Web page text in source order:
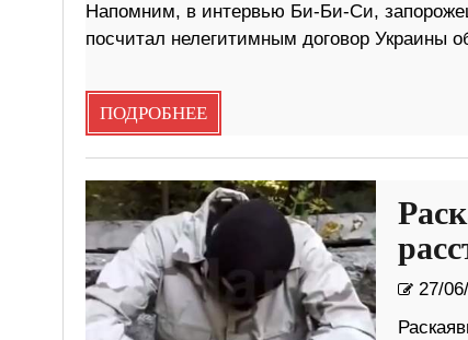
Напомним, в интервью Би-Би-Си,
посчитал нелегитимным договор Украины
ПОДРОБНЕЕ
27/